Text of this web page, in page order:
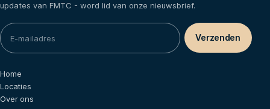
updates van FMTC - word lid van onze nieuwsbrief.
Home
Locaties
Over ons